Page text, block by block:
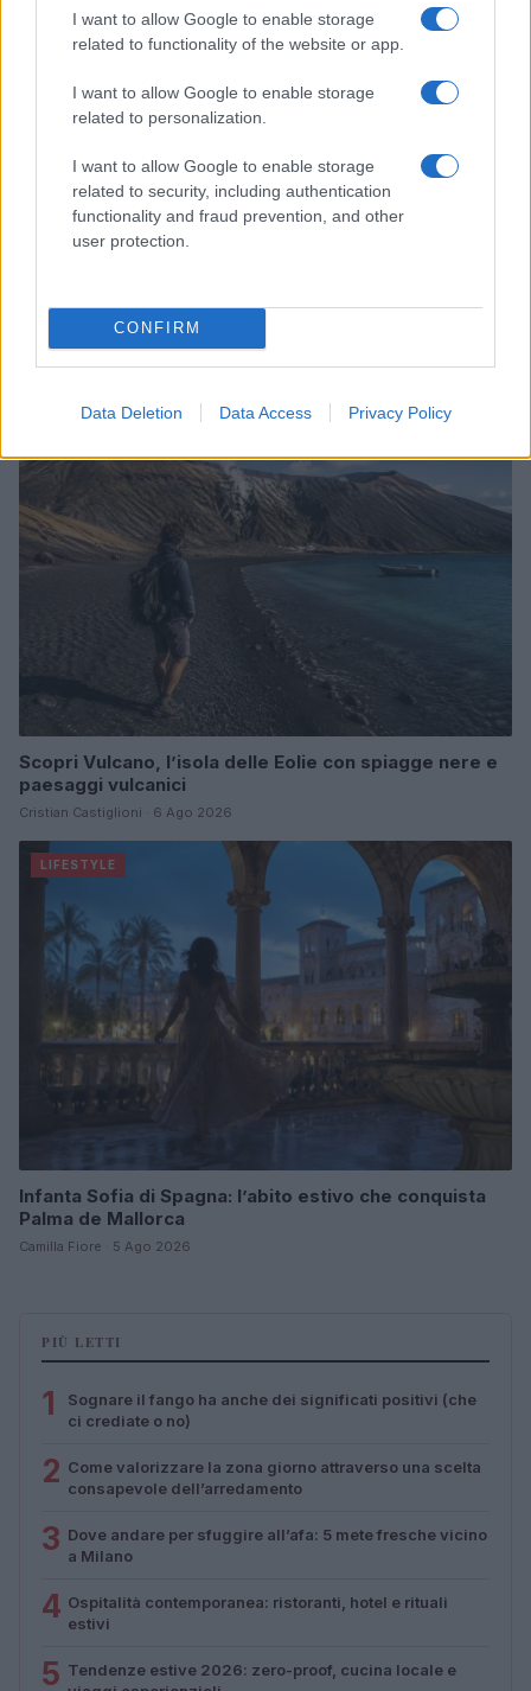
I want to allow Google to enable storage
related to functionality of the website or app.
I want to allow Google to enable storage
related to personalization.
I want to allow Google to enable storage
related to security, including authentication
functionality and fraud prevention, and other
user protection.
CONFIRM
Data Deletion Data Access Privacy Policy
Come abbinare i pantaloni Capri con le kitten heels:
consigli e ispirazioni
Scopri Vulcano, l’isola delle Eolie con spiagge nere e
paesaggi vulcanici
Cristian Castiglioni · 6 Ago 2026
LIFESTYLE
Infanta Sofia di Spagna: l’abito estivo che conquista
Palma de Mallorca
Camilla Fiore · 5 Ago 2026
PIÙ LETTI
1
Sognare il fango ha anche dei significati positivi (che
ci crediate o no)
2 Come valorizzare la zona giorno attraverso una scelta
consapevole dell’arredamento
3 Dove andare per sfuggire all’afa: 5 mete fresche vicino
a Milano
4 Ospitalità contemporanea: ristoranti, hotel e rituali
estivi
5 Tendenze estive 2026: zero-proof, cucina locale e